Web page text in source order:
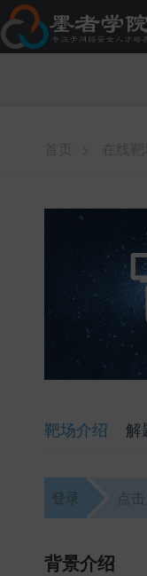
靶场介绍 解
登录 点
背景介绍